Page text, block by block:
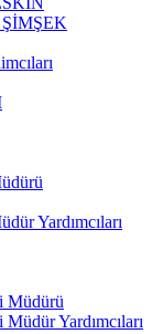
ŞİMŞEK
Yardımcıları
Müdürü
Yardımcıları